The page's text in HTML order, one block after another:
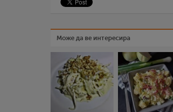
Може да ве интересира